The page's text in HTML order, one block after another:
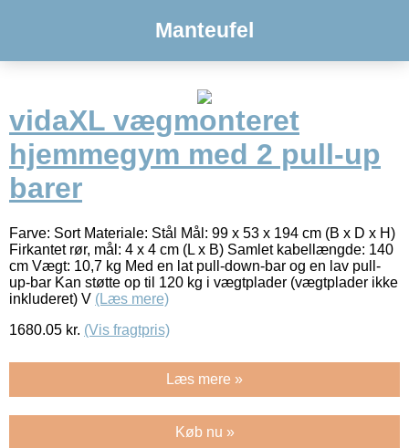
Manteufel
vidaXL vægmonteret
hjemmegym med 2 pull-up
barer
Farve: Sort Materiale: Stål Mål: 99 x 53 x 194 cm (B x D x H)
Firkantet rør, mål: 4 x 4 cm (L x B) Samlet kabellængde: 140
cm Vægt: 10,7 kg Med en lat pull-down-bar og en lav pull-
up-bar Kan støtte op til 120 kg i vægtplader (vægtplader ikke
inkluderet) V (Læs mere)
1680.05 kr. (Vis fragtpris)
Læs mere »
Køb nu »